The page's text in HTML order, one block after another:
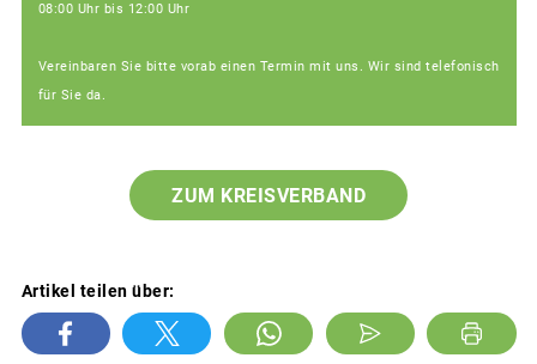
08:00 Uhr bis 12:00 Uhr
Vereinbaren Sie bitte vorab einen Termin mit uns. Wir sind telefonisch
für Sie da.
ZUM KREISVERBAND
Artikel teilen über: